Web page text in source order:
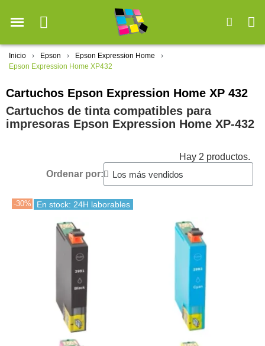
Inicio Epson
Epson Expression Home
Epson Expression Home XP432
Cartuchos Epson Expression Home XP 432
Cartuchos de tinta compatibles para
impresoras Epson Expression Home XP-432
Hay 2 productos.
Ordenar por:
-30% En stock: 24H laborables